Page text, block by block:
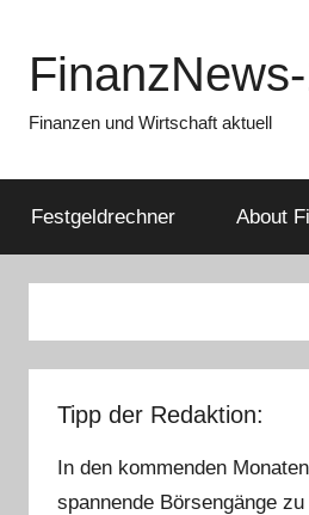
springen
Finanzen und Wirtschaft aktuell
Festgeldrechner About
Tipp der Redaktion:
In den kommenden
spannende Börsengänge